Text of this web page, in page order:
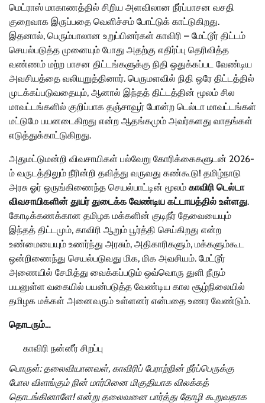
மெட்ராஸ் மாகாணத்தில் சிறிய அளவிலான நீர்ப்பாசன வசதி
குறைவாக இருப்பதை வெளிச்சம் போட்டுக் காட்டுகிறது.
இதனால், பெரும்பாலான உறுப்பினர்கள் காவிரி – மேட்டூர் திட்டம்
செயல்படுத்த முனையும் போது அதற்கு எதிர்ப்பு தெரிவித்த
வண்ணம் மற்ற பாசன திட்டங்களுக்கு நிதி ஒதுக்கப்பட வேண்டிய
அவசியத்தை வலியுறுத்தினார். பெருமளவில் நிதி ஒரே திட்டத்தில்
முடக்கப்படுவதையும், ஆனால் இந்தத் திட்டத்தின் மூலம் சில
மாவட்டங்களில் குறிப்பாக தஞ்சாவூர் போன்ற டெல்டா மாவட்டங்கள்
மட்டுமே பயனடைகிறது என்ற ஆதங்கமும் அவர்களது வாதங்கள்
எடுத்துக்காட்டுகிறது.
அதுமட்டுமன்றி விவசாயிகள் பல்வேறு கோரிக்கைகளுடன் 2026-
ம் வருடத்திலும் நீரின்றி தவித்து வருவது கண்கூடு! தமிழ்நாடு
அரசு ஓர் ஒருங்கிணைந்த செயல்பாட்டின் மூலம் காவிரி டெல்டா
விவசாயிகளின் துயர் துடைக்க வேண்டிய கட்டாயத்தில் உள்ளது.
கோடிக்கணக்கான தமிழக மக்களின் குடிநீர் தேவையையும்
இந்தத் திட்டமும், காவிரி ஆறும் பூர்த்தி செய்கிறது என்ற
உண்மையையும் உணர்ந்து அரசும், அதிகாரிகளும், மக்களும்கூட
ஒன்றிணைந்து செயல்படுவது மிக, மிக அவசியம். மேட்டூர்
அணையில் சேமித்து வைக்கப்படும் ஒவ்வொரு துளி நீரும்
பயனுள்ள வகையில் பயன்படுத்த வேண்டிய கால சூழ்நிலையில்
தமிழக மக்கள் அனைவரும் உள்ளனர் என்பதை உணர வேண்டும்.
தொடரும்…
காவிரி நன்னீர் சிறப்பு
பொருள்: தலைவியானவள், காவிரிப் பேராற்றின் நீர்ப்பெருக்கு
போல விளங்கும் நின் மார்பினை மிகுதியாக விலக்கத்
தொடங்கினாளே! என்று தலைவனை பார்த்து தோழி கூறுவதாக